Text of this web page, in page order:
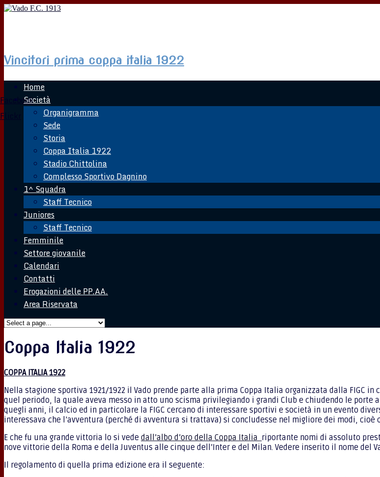
Vincitori prima coppa italia 1922
Home
Società
Organigramma
Sede
Storia
Coppa Italia 1922
Stadio Chittolina
Complesso Sportivo Dagnino
1^ Squadra
Staff Tecnico
Juniores
Staff Tecnico
Femminile
Settore giovanile
Calendari
Contatti
Erogazioni delle PP.AA.
Area Riservata
Coppa Italia 1922
COPPA ITALIA 1922
Nella stagione sportiva 1921/1922 il Vado prende parte alla prima Coppa Italia organizzata dalla FIGC
quel periodo, la quale aveva messo in atto uno scisma privilegiando i grandi Club e chiudendo le
quegli anni, il calcio ed in particolare la FIGC cercano di interessare sportivi e società in un evento
interessava che l’avventura (perché di avventura si trattava) si concludesse nel migliore dei modi, cioè
E che fu una grande vittoria lo si vede dall’albo d’oro della Coppa Italia riportante nomi di assoluto
nove vittorie della Roma e della Juventus alle cinque dell’Inter e del Milan. Vedere inserito il nome del
Il regolamento di quella prima edizione era il seguente:
Facebook
Flickr